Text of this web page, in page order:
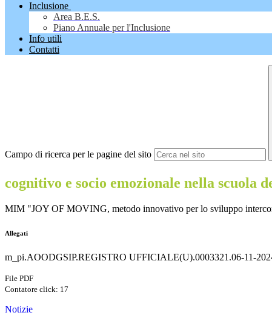
Inclusione
Area B.E.S.
Piano Annuale per l'Inclusione
Info utili
Contatti
Campo di ricerca per le pagine del sito
cognitivo e socio emozionale nella scuola
MIM "JOY OF MOVING, metodo innovativo per lo sviluppo
Allegati
m_pi.AOODGSIP.REGISTRO UFFICIALE(U).0003321.06-11-
File PDF
Contatore click: 17
Notizie